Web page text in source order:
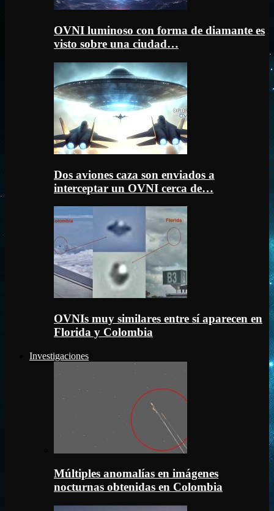
OVNI luminoso con forma de diamante es
visto sobre una ciudad…
Dos aviones caza son enviados a
interceptar un OVNI cerca de…
OVNIs muy similares entre sí aparecen en
Florida y Colombia
Investigaciones
Múltiples anomalías en imágenes
nocturnas obtenidas en Colombia